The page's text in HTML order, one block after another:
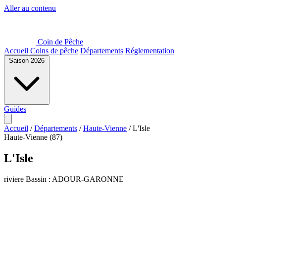
Aller au contenu
Coin de Pêche
Accueil Coins de pêche Départements Réglementation
Saison 2026
Guides
Accueil / Départements / Haute-Vienne / L'Isle
Haute-Vienne (87)
L'Isle
riviere Bassin : ADOUR-GARONNE